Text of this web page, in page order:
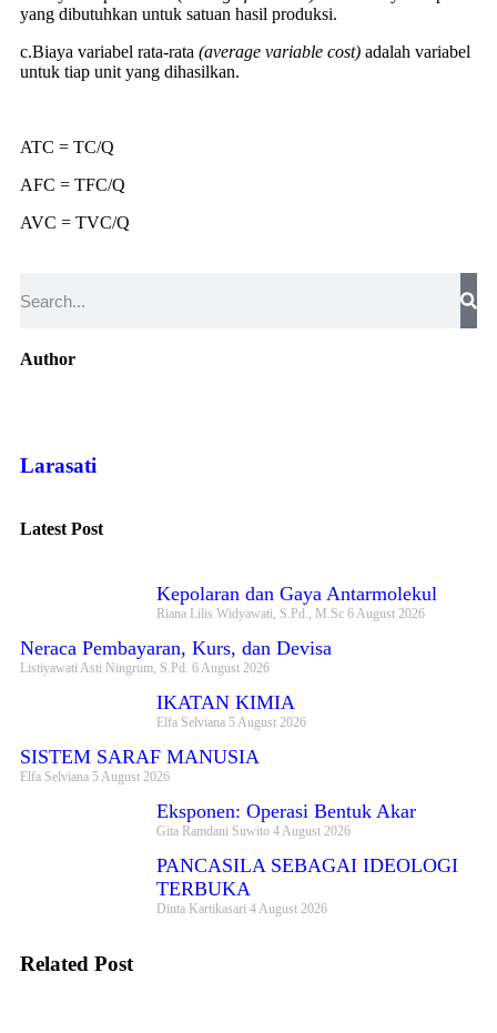
yang dibutuhkan untuk satuan hasil produksi.
c.Biaya variabel rata-rata (average variable cost) adalah variabel
untuk tiap unit yang dihasilkan.
ATC = TC/Q
AFC = TFC/Q
AVC = TVC/Q
Author
Larasati
Latest Post
Kepolaran dan Gaya Antarmolekul
Riana Lilis Widyawati, S.Pd., M.Sc 6 August 2026
Neraca Pembayaran, Kurs, dan Devisa
Listiyawati Asti Ningrum, S.Pd. 6 August 2026
IKATAN KIMIA
Elfa Selviana 5 August 2026
SISTEM SARAF MANUSIA
Elfa Selviana 5 August 2026
Eksponen: Operasi Bentuk Akar
Gita Ramdani Suwito 4 August 2026
PANCASILA SEBAGAI IDEOLOGI
TERBUKA
Dinta Kartikasari 4 August 2026
Related Post